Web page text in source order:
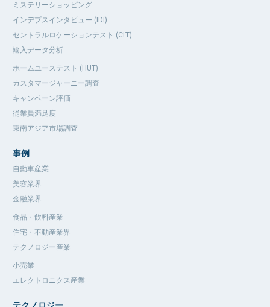
ミステリーショッピング
インデプスインタビュー (IDI)
セントラルロケーションテスト (CLT)
輸入データ分析
ホームユーステスト (HUT)
カスタマージャーニー調査
キャンペーン評価
従業員満足度
東南アジア市場調査
事例
自動車産業
美容業界
金融業界
食品・飲料産業
住宅・不動産業界
テクノロジー産業
小売業
エレクトロニクス産業